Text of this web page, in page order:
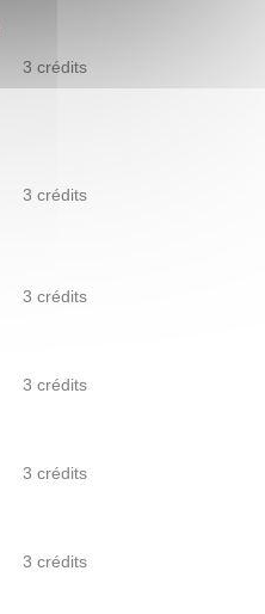
3 crédits
3 crédits
3 crédits
3 crédits
3 crédits
3 crédits